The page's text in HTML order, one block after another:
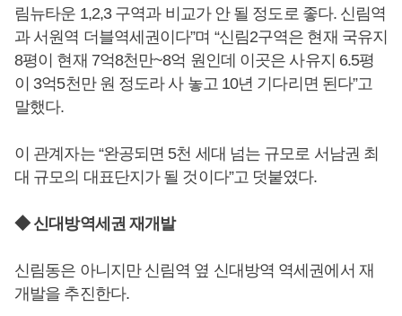
림뉴타운 1,2,3 구역과 비교가 안 될 정도로 좋다. 신림역
과 서원역 더블역세권이다”며 “신림2구역은 현재 국유지
8평이 현재 7억8천만~8억 원인데 이곳은 사유지 6.5평
이 3억5천만 원 정도라 사 놓고 10년 기다리면 된다”고
말했다.
이 관계자는 “완공되면 5천 세대 넘는 규모로 서남권 최
대 규모의 대표단지가 될 것이다”고 덧붙였다.
◆ 신대방역세권 재개발
신림동은 아니지만 신림역 옆 신대방역 역세권에서 재
개발을 추진한다.